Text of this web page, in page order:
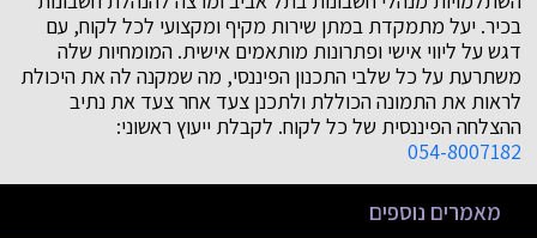
בכיר. יעל מתמקדת במתן שירות מקיף ומקצועי לכל לקוח, עם
דגש על ליווי אישי ופתרונות מותאמים אישית. המומחיות שלה
משתרעת על כל שלבי התכנון הפיננסי, מה שמקנה לה את היכולת
לראות את התמונה הכוללת ולתכנן צעד אחר צעד את נתיב
ההצלחה הפיננסית של כל לקוח. לקבלת ייעוץ ראשוני:
054-8007182
מאמרים נוספים